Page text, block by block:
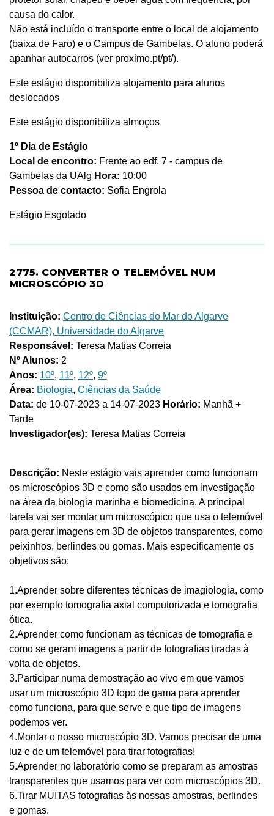
causa do calor.
Não está incluído o transporte entre o local de alojamento
(baixa de Faro) e o Campus de Gambelas. O aluno poderá
apanhar autocarros (ver proximo.pt/pt/).
Este estágio disponibiliza alojamento para alunos
deslocados
Este estágio disponibiliza almoços
1º Dia de Estágio
Local de encontro: Frente ao edf. 7 - campus de
Gambelas da UAlg Hora: 10:00
Pessoa de contacto: Sofia Engrola
Estágio Esgotado
2775. CONVERTER O TELEMÓVEL NUM
MICROSCÓPIO 3D
Instituição: Centro de Ciências do Mar do Algarve
(CCMAR), Universidade do Algarve
Responsável: Teresa Matias Correia
Nº Alunos: 2
Anos: 10º, 11º, 12º, 9º
Área: Biologia, Ciências da Saúde
Data: de 10-07-2023 a 14-07-2023 Horário: Manhã +
Tarde
Investigador(es): Teresa Matias Correia
Descrição: Neste estágio vais aprender como funcionam
os microscópios 3D e como são usados em investigação
na área da biologia marinha e biomedicina. A principal
tarefa vai ser montar um microscópico que usa o telemóvel
para gerar imagens em 3D de objetos transparentes, como
peixinhos, berlindes ou gomas. Mais especificamente os
objetivos são:
1.Aprender sobre diferentes técnicas de imagiologia, como
por exemplo tomografia axial computorizada e tomografia
ótica.
2.Aprender como funcionam as técnicas de tomografia e
como se geram imagens a partir de fotografias tiradas à
volta de objetos.
3.Participar numa demostração ao vivo em que vamos
usar um microscópio 3D topo de gama para aprender
como funciona, para que serve e que tipo de imagens
podemos ver.
4.Montar o nosso microscópio 3D. Vamos precisar de uma
luz e de um telemóvel para tirar fotografias!
5.Aprender no laboratório como se preparam as amostras
transparentes que usamos para ver com microscópios 3D.
6.Tirar MUITAS fotografias às nossas amostras, berlindes
e gomas.